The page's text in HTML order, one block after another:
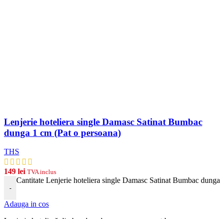
Lenjerie hoteliera single Damasc Satinat Bumbac
dunga 1 cm (Pat o persoana)
THS
149 lei TVA inclus
-
Cantitate Lenjerie hoteliera single Damasc Satinat Bumbac
Adauga in cos